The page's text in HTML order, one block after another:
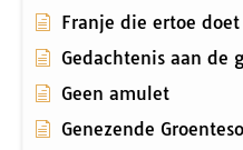
Franje die ertoe doet
Gedachtenis aan de
Geen amulet
Genezende